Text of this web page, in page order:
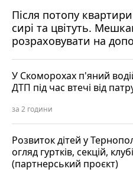
Після потопу
сирі та цвітуть.
розраховувати на
У Скоморохах п'яний
ДТП під час втечі від
за 2 години
Розвиток дітей у
огляд гуртків, секцій,
(партнерський проєкт)